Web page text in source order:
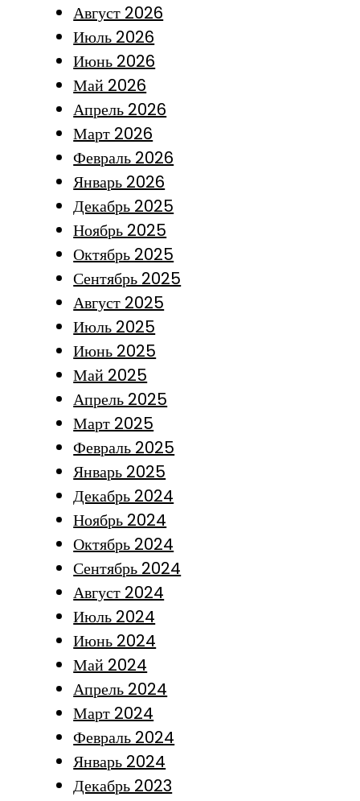
Август 2026
Июль 2026
Июнь 2026
Май 2026
Апрель 2026
Март 2026
Февраль 2026
Январь 2026
Декабрь 2025
Ноябрь 2025
Октябрь 2025
Сентябрь 2025
Август 2025
Июль 2025
Июнь 2025
Май 2025
Апрель 2025
Март 2025
Февраль 2025
Январь 2025
Декабрь 2024
Ноябрь 2024
Октябрь 2024
Сентябрь 2024
Август 2024
Июль 2024
Июнь 2024
Май 2024
Апрель 2024
Март 2024
Февраль 2024
Январь 2024
Декабрь 2023